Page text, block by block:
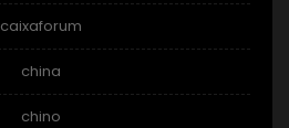
caixaforum
china
chino